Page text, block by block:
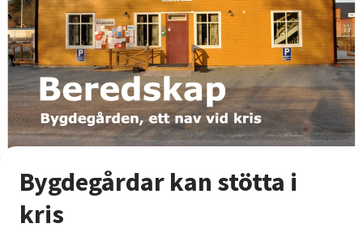
Starta studiecirkel
Cirkelledare
Nyheter
Avdelningar
Lyssna
Bygdegårdar kan stötta i
kris